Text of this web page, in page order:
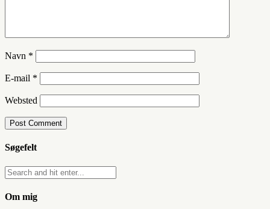
Navn *
E-mail *
Websted
Søgefelt
Om mig